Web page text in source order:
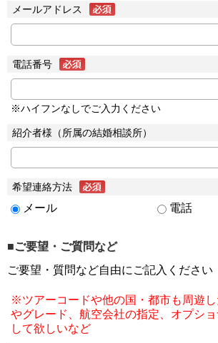
メールアドレス
電話番号
※ハイフンなしでご入力ください
紹介者様（所属の結婚相談所）
希望連絡方法
メール 電話
■ご要望・ご質問など
ご要望・質問など自由にご記入ください
※ツアーコードや他の国・都市も周遊
やグレード、航空会社の指定、オプシ
して欲しいなど